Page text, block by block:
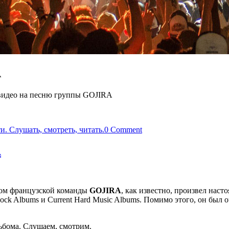
на песню группы GOJIRA
Слушать, смотреть, читать.0 Comment
французской команды GOJIRA, как известно, произвел
Albums и Current Hard Music Albums. Помимо этого, он был
Слушаем, смотрим.